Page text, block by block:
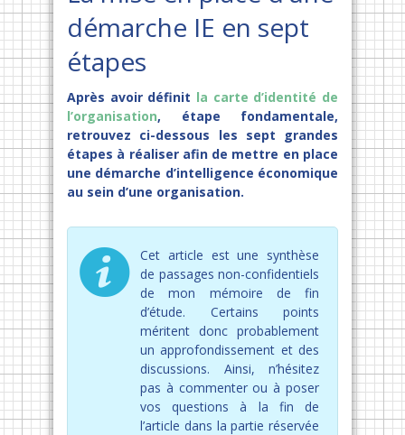
démarche IE en sept
étapes
Après avoir définit la carte d’identité de
l’organisation, étape fondamentale,
retrouvez ci-dessous les sept grandes
étapes à réaliser afin de mettre en place
une démarche d’intelligence économique
au sein d’une organisation.
Cet article est une synthèse
de passages non-confidentiels
de mon mémoire de fin
d’étude. Certains points
méritent donc probablement
un approfondissement et des
discussions. Ainsi, n’hésitez
pas à commenter ou à poser
vos questions à la fin de
l’article dans la partie réservée